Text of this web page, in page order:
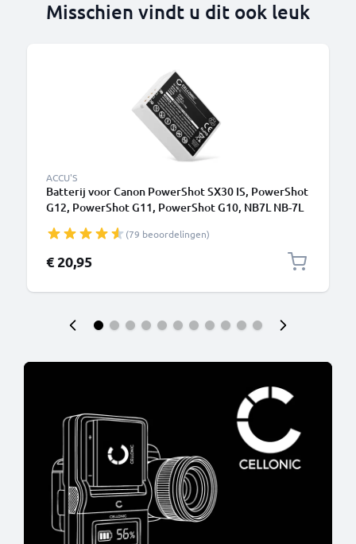
Misschien vindt u dit ook leuk
ACCU'S
Batterij voor Canon PowerShot SX30 IS, PowerShot
G12, PowerShot G11, PowerShot G10, NB7L NB-7L
(79 beoordelingen)
€ 20,95